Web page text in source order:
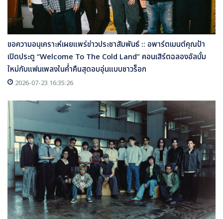
ขอความอนุเคราะห์เผยแพร่ข่าวประชาสัมพันธ์ :: อพาร์ตเมนต์คุณป้า
เปิดประตู “Welcome To The Cold Land” คอนเสิร์ตฉลองอัลบั้ม
ใหม่กับแฟนเพลงในค่ำคืนสุดอบอุ่นแบบชาวร็อก
2026-07-23 16:35:26